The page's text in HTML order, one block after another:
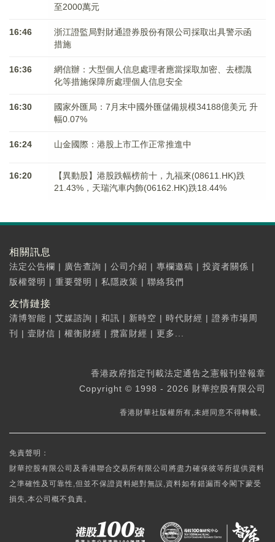
至2000萬元
16:46
浙江證監局對財通證券股份有限公司採取出具警示函
措施
16:36
網信辦：大型個人信息處理者應當採取加密、去標識
化等措施保障所處理個人信息安全
16:30
國家外匯局：7月末中國外匯儲備規模34188億美元 升
幅0.07%
16:24 山金國際：港股上市工作正常推進中
16:20
【異動股】港股跌幅榜前十，九福來(08611.HK)跌
21.43%，天瑞汽車内飾(06162.HK)跌18.44%
相關訊息
法定公告欄 | 廣告查詢 | 公司介紹 | 專欄邀稿 | 投資者關係 |
版權聲明 | 重要聲明 | 私隱政策 | 聯絡我們
友情鏈接
清博智能 | 艾媒諮詢 | 和訊 | 新時空 | 時代財經 | 證券市場周
刊
| 壹財信 | 權衡財經 | 攬富財經 | 更多...
香港政府指定刊載法定通告之憲報刊登報章
Copyright © 1998 - 2026 財華控股有限公司
香港財華社版權所有,未經同意不得轉載。
免責聲明：
財華控股有限公司及香港聯合交易所有限公司將盡力確保彼等所提供資料
之準確性及可靠性,但並不保證資料絕對無誤,資料如有錯漏而令閣下蒙受
損失,本公司概不負責。